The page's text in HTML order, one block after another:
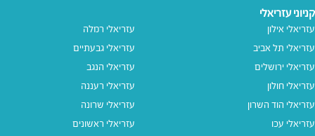
קניוני עזריאלי
עזריאלי אילון
עזריאלי תל אביב
עזריאלי ירושלים
עזריאלי חולון
עזריאלי הוד השרון
עזריאלי עכו
עזריאלי רמלה
עזריאלי גבעתיים
עזריאלי הנגב
עזריאלי רעננה
עזריאלי שרונה
עזריאלי ראשונים